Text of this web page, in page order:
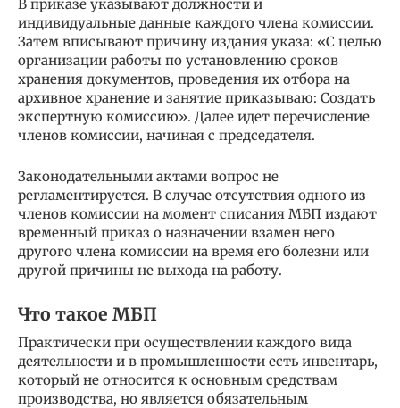
В приказе указывают должности и
индивидуальные данные каждого члена комиссии.
Затем вписывают причину издания указа: «С целью
организации работы по установлению сроков
хранения документов, проведения их отбора на
архивное хранение и занятие приказываю: Создать
экспертную комиссию». Далее идет перечисление
членов комиссии, начиная с председателя.
Законодательными актами вопрос не
регламентируется. В случае отсутствия одного из
членов комиссии на момент списания МБП издают
временный приказ о назначении взамен него
другого члена комиссии на время его болезни или
другой причины не выхода на работу.
Что такое МБП
Практически при осуществлении каждого вида
деятельности и в промышленности есть инвентарь,
который не относится к основным средствам
производства, но является обязательным